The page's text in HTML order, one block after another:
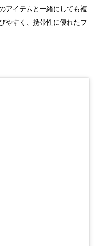
アイテムと一緒にしても複
やすく、携帯性に優れたフ